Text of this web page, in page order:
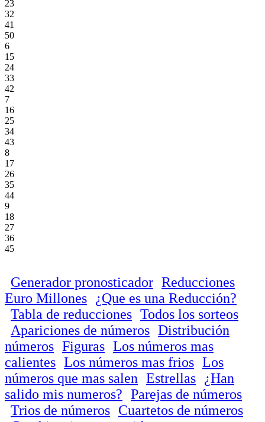
23
32
41
50
6
15
24
33
42
7
16
25
34
43
8
17
26
35
44
9
18
27
36
45
Generador pronosticador Reducciones
Euro Millones
¿Que es una Reducción?
Tabla de reducciones Todos los sorteos
Apariciones de números Distribución
números Figuras Los números mas
calientes Los números mas frios Los
números que mas salen Estrellas
¿Han
salido mis numeros? Parejas de números
Trios de números Cuartetos de números